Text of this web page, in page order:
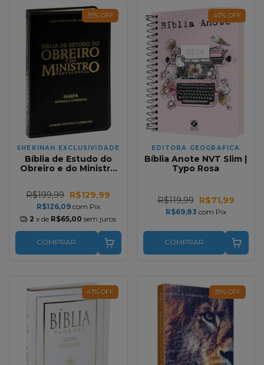
35% OFF
SHEKINAH EXCLUSIVIDADE
Bíblia de Estudo do
Obreiro e do Ministro
| Preto
R$199,99 R$129,99
R$126,09 com Pix
2 x de R$65,00 sem juros
COMPRAR
40% OFF
EDITORA GEOGRAFICA
Bíblia Anote NVT Slim |
Typo Rosa
R$119,99 R$71,99
R$69,83 com Pix
COMPRAR
41% OFF 35% OFF